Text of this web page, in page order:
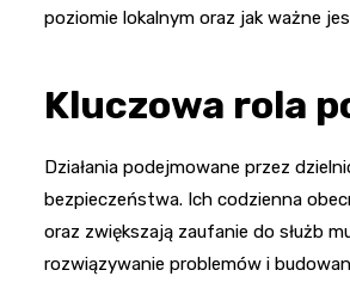
poziomie lokalnym oraz jak ważne
Kluczowa rola
Działania podejmowane przez
bezpieczeństwa. Ich codzienna
oraz zwiększają zaufanie do służb
rozwiązywanie problemów i